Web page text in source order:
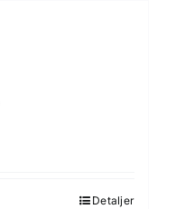
Detaljer